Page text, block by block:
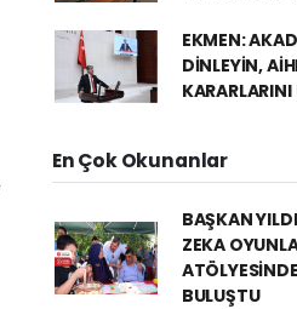
EKMEN:
DİNLEYİN,
En Çok Okunanlar
BAŞKAN
ZEKA
BULUŞTU